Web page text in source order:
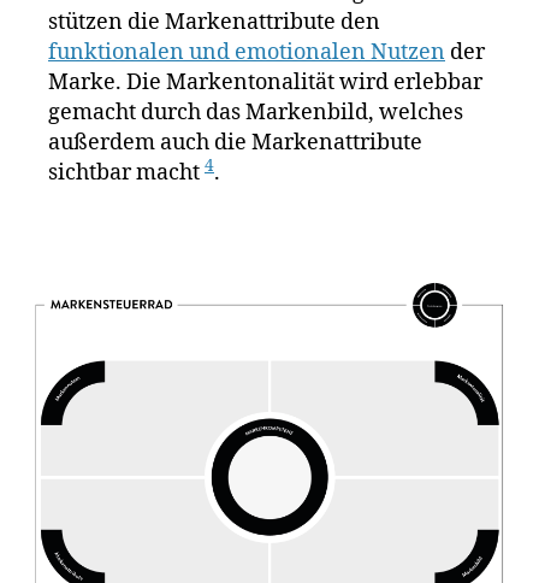
stützen die Markenattribute den
funktionalen und emotionalen Nutzen der
Marke. Die Markentonalität wird erlebbar
gemacht durch das Markenbild, welches
außerdem auch die Markenattribute
sichtbar macht 4.